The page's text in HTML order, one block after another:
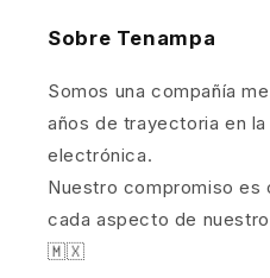
Sobre Tenampa
Somos una compañía
años de trayectoria en
electrónica.
Nuestro compromiso
cada aspecto de
🇲🇽